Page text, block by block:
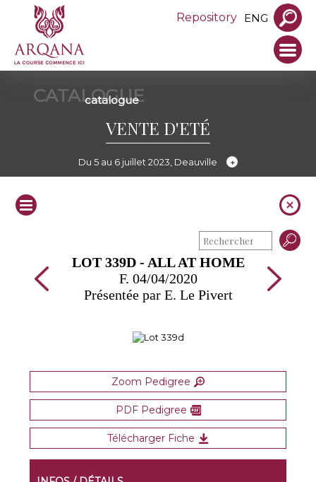
Repository ENG
CATALOGUE
catalogue
VENTE D'ETÉ
Du 5 au 6 juillet 2023, Deauville
LOT 339D - ALL AT HOME
F. 04/04/2020
Présentée par E. Le Pivert
Zoom Pedigree
PDF Pedigree
Télécharger Fiche